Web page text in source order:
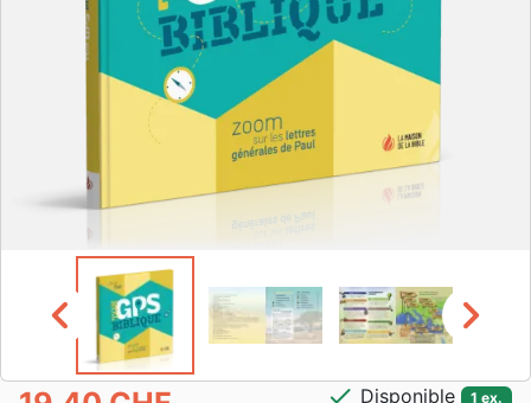
chevron_left chevron_right
check Disponible 1 ex.